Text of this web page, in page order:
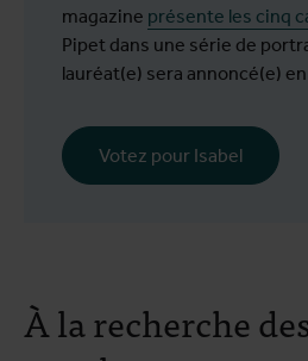
magazine présente les cinq
Pipet dans une série de
lauréat(e) sera annoncé(e)
Votez pour Isabel
À la recherche